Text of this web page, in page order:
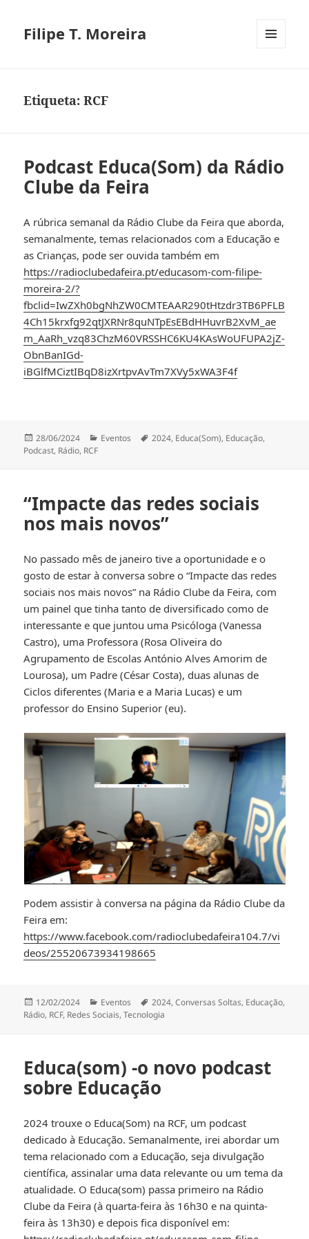
Filipe T. Moreira
Etiqueta:RCF
Podcast Educa(Som) da Rádio
Clube da Feira
A rúbrica semanal da Rádio Clube da Feira que aborda,
semanalmente, temas relacionados com a Educação e
as Crianças, pode ser ouvida também em
https://radioclubedafeira.pt/educasom-com-filipe-
moreira-2/?
fbclid=IwZXh0bgNhZW0CMTEAAR290tHtzdr3TB6PFLB
4Ch15krxfg92qtJXRNr8quNTpEsEBdHHuvrB2XvM_ae
m_AaRh_vzq83ChzM60VRSSHC6KU4KAsWoUFUPA2jZ-
ObnBanIGd-
iBGlfMCiztIBqD8izXrtpvAvTm7XVy5xWA3F4f
Publicado
a
28/06/2024 Categorias
Eventos Etiquetas
2024, Educa(Som), Educação,
Podcast, Rádio, RCF
“Impacte das redes sociais
nos mais novos”
No passado mês de janeiro tive a oportunidade e o
gosto de estar à conversa sobre o “Impacte das redes
sociais nos mais novos” na Rádio Clube da Feira, com
um painel que tinha tanto de diversificado como de
interessante e que juntou uma Psicóloga (Vanessa
Castro), uma Professora (Rosa Oliveira do
Agrupamento de Escolas António Alves Amorim de
Lourosa), um Padre (César Costa), duas alunas de
Ciclos diferentes (Maria e a Maria Lucas) e um
professor do Ensino Superior (eu).
Podem assistir à conversa na página da Rádio Clube da
Feira em:
https://www.facebook.com/radioclubedafeira104.7/vi
deos/25520673934198665
Publicado
a
12/02/2024 Categorias
Eventos Etiquetas
2024,Conversas Soltas, Educação,
Rádio, RCF, Redes Sociais,Tecnologia
Educa(som) -o novo podcast
sobre Educação
2024 trouxe o Educa(Som) na RCF, um podcast
dedicado à Educação.Semanalmente, irei abordar um
tema relacionado com a Educação, seja divulgação
científica, assinalar uma data relevante ou um tema da
atualidade. O Educa(som) passa primeiro na Rádio
Clube da Feira (à quarta-feira às 16h30 e na quinta-
feira às 13h30) e depois fica disponível em: